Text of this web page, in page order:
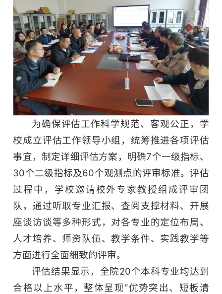
为确保评估工作科学规范、客观公正，学
校成立评估工作领导小组，统筹推进各项评估
事宜，制定详细评估方案，明确7个一级指标、
30个二级指标及60个观测点的评审标准。评估
过程中，学校邀请校外专家教授组成评审团
队，通过听取专业汇报、查阅支撑材料、开展
座谈访谈等多种形式，对各专业的定位布局、
人才培养、师资队伍、教学条件、实践教学等
方面进行全面细致的评审。
评估结果显示，全院20个本科专业均达到
合格以上水平，整体呈现“优势突出、短板清